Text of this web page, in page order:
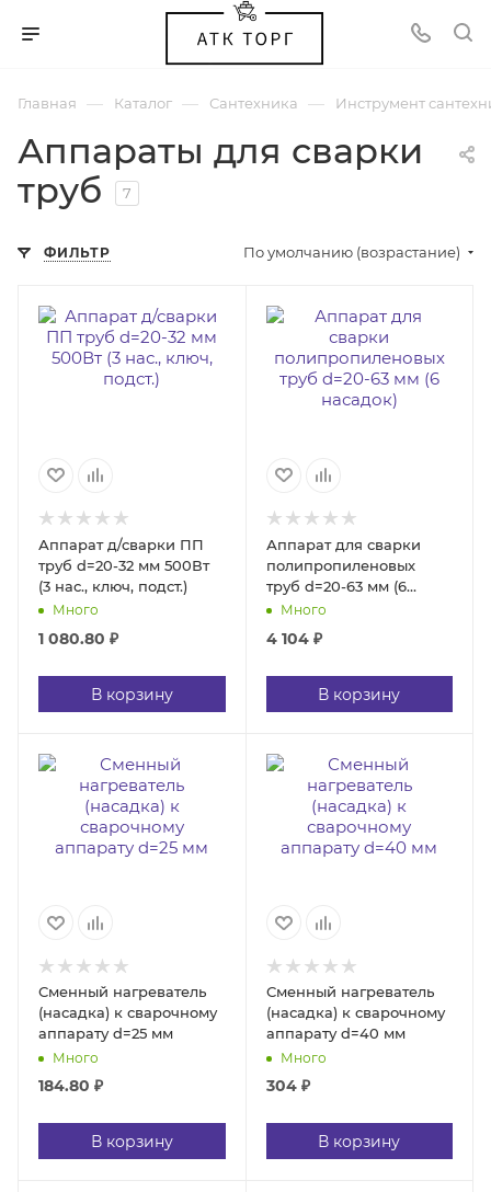
Главная — Каталог — Сантехника — Инструмент
Аппараты для сварки
труб
7
ФИЛЬТР По умолчанию (возрастание)
Аппарат д/сварки ПП
труб d=20-32 мм 500Вт
(3 нас., ключ, подст.)
Много
1 080.80 ₽
В корзину
Аппарат для сварки
полипропиленовых
труб d=20-63 мм (6
насадок)
Много
4 104₽
В корзину
Сменный нагреватель
(насадка) к сварочному
аппарату d=25 мм
Много
184.80 ₽
В корзину
Сменный нагреватель
(насадка) к сварочному
аппарату d=40 мм
Много
304₽
В корзину